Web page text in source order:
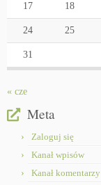
17 18
24 25
31
« cze
Meta
Zaloguj się
Kanał wpisów
Kanał komentarzy